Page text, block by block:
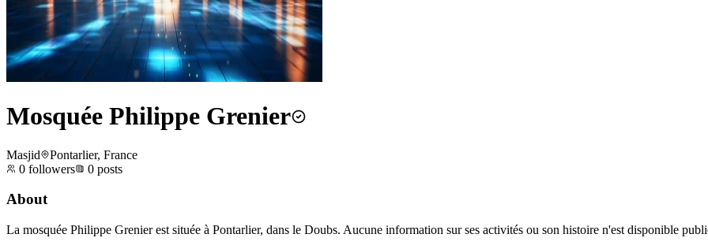
Mosquée Philippe Grenier
Masjid
Pontarlier, France
0 followers 0 posts
About
La mosquée Philippe Grenier est située à Pontarlier, dans le Doubs. Aucune information sur ses activités ou son histoire n'est disponible